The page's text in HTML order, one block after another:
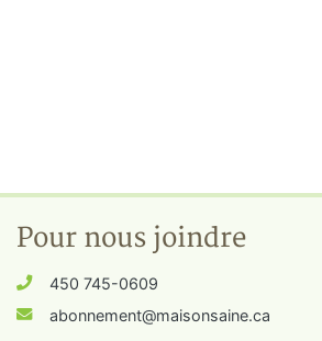
Pour nous joindre
450 745-0609
abonnement@maisonsaine.ca